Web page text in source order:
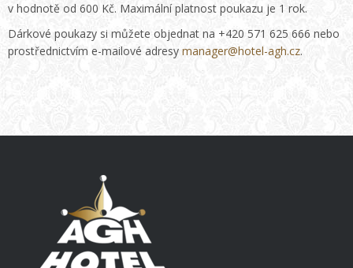
v hodnotě od 600 Kč. Maximální platnost poukazu je 1 rok.
Dárkové poukazy si můžete objednat na +420 571 625 666 nebo
prostřednictvím e-mailové adresy manager@hotel-agh.cz.